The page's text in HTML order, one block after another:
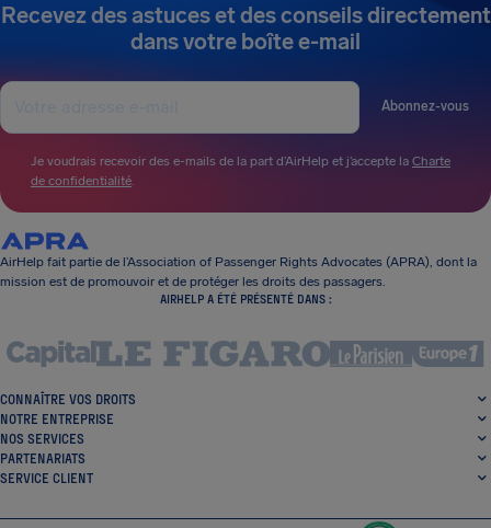
Recevez des astuces et des conseils directement
dans votre boîte e-mail
Abonnez-vous
Je voudrais recevoir des e-mails de la part d’AirHelp et j’accepte la Charte
de confidentialité.
AirHelp fait partie de l’Association of Passenger Rights Advocates (APRA), dont la
mission est de promouvoir et de protéger les droits des passagers.
AIRHELP A ÉTÉ PRÉSENTÉ DANS :
CONNAÎTRE VOS DROITS
NOTRE ENTREPRISE
NOS SERVICES
PARTENARIATS
SERVICE CLIENT